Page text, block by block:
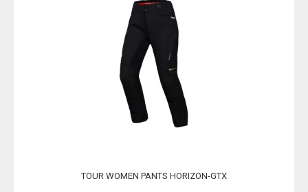
TOUR WOMEN PANTS HORIZON-GTX